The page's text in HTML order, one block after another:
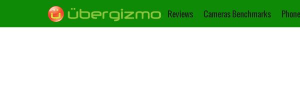
Reviews Cameras Benchmarks